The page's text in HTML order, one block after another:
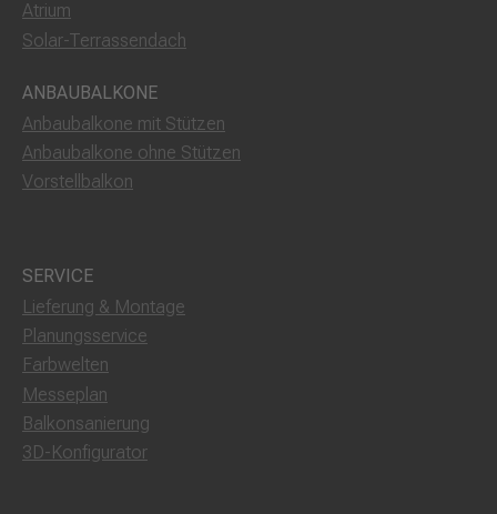
Atrium
Solar-Terrassendach
ANBAUBALKONE
Anbaubalkone mit Stützen
Anbaubalkone ohne Stützen
Vorstellbalkon
SERVICE
Lieferung & Montage
Planungsservice
Farbwelten
Messeplan
Balkonsanierung
3D-Konfigurator